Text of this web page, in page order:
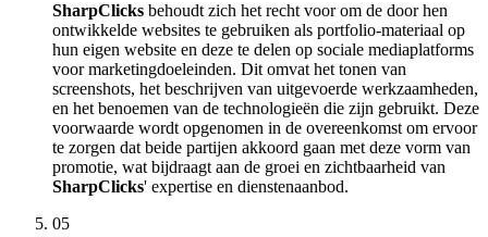
SharpClicks behoudt zich het recht voor om de door hen
ontwikkelde websites te gebruiken als portfolio-materiaal op
hun eigen website en deze te delen op sociale mediaplatforms
voor marketingdoeleinden. Dit omvat het tonen van
screenshots, het beschrijven van uitgevoerde werkzaamheden,
en het benoemen van de technologieën die zijn gebruikt. Deze
voorwaarde wordt opgenomen in de overeenkomst om ervoor
te zorgen dat beide partijen akkoord gaan met deze vorm van
promotie, wat bijdraagt aan de groei en zichtbaarheid van
SharpClicks' expertise en dienstenaanbod.
05